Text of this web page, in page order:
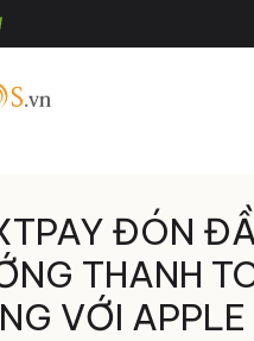
ĐÓN
THANH
VỚI APPLE